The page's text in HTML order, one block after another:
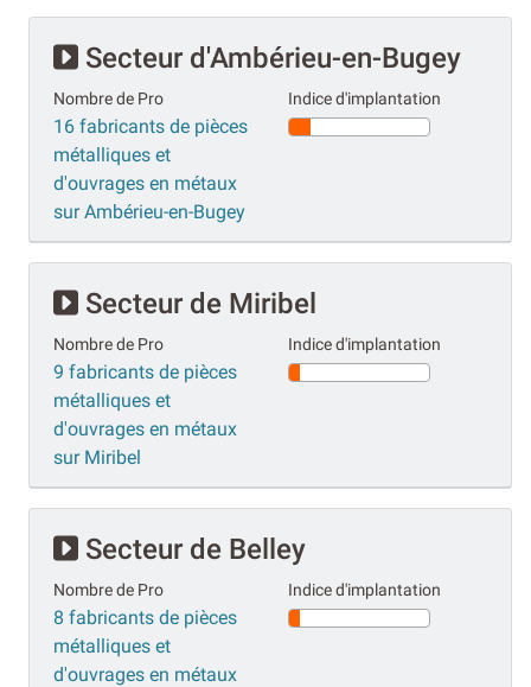
Secteur d'Ambérieu-en-Bugey
Nombre de Pro
16 fabricants de pièces
métalliques et
d'ouvrages en métaux
sur Ambérieu-en-Bugey
Indice d'implantation
Secteur de Miribel
Nombre de Pro
9 fabricants de pièces
métalliques et
d'ouvrages en métaux
sur Miribel
Indice d'implantation
Secteur de Belley
Nombre de Pro
8 fabricants de pièces
métalliques et
d'ouvrages en métaux
Indice d'implantation